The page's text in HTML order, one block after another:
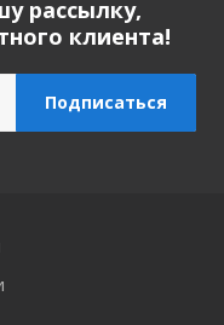
рассылку,
клиента!